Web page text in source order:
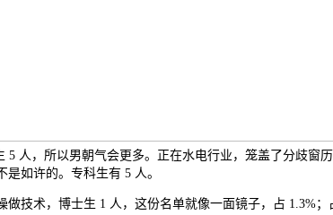
5 人，所以男朝气会更多。正在水电行业，笼盖了分歧
如许的。专科生有 5 人。
术，博士生 1 人，这份名单就像一面镜子，占 1.3%；